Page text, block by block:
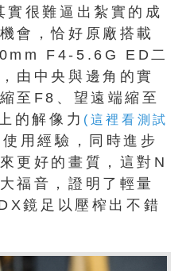
很難逼出紮實的成
會，恰好原廠搭載
F4-5.6G ED二
由中央與邊角的實
至F8、望遠端縮至
的解像力 (這裡看測試
使用經驗，同時進步
更好的畫質，這對N
福音，證明了輕量
鏡足以壓榨出不錯